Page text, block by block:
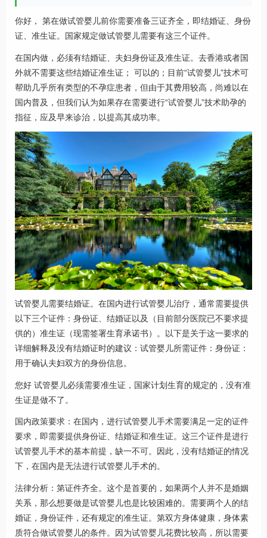
你好， 第在做试管婴儿前你需要准备三证齐全，即结婚证、身份
证、准生证。国家规定做试管婴儿需要有这三个证件。
在国内做，必须有结婚证、夫妇身份证及准生证。去香港或者国
外就不需要这些结婚证准生证； 可以的；目前“试管婴儿”技术可
帮助几乎所有类型的不孕症患者，但由于其费用较高，尚难以在
国内普及，但我们认为如果存在需要进行“试管婴儿”技术助孕的
指征，应及早来诊治，以提高其成功率。
试管婴儿需要结婚证。在国内进行试管婴儿治疗，通常需要提供
以下三个证件：身份证、结婚证以及（目前部分医院已不要求提
供的）准生证（现需签署生育承诺书）。以下是关于这一要求的
详细解释及没有结婚证时的建议：试管婴儿所需证件：身份证：
用于确认夫妇双方的身份信息。
您好 试管婴儿必须需要准生证，国家计划生育的规定的，没有准
生证是做不了。
国内政策要求：在国内，进行试管婴儿手术需要满足一定的证件
要求，即需要提供身份证、结婚证和准生证。这三个证件是进行
试管婴儿手术的基本前提，缺一不可。因此，没有结婚证的情况
下，在国内是无法进行试管婴儿手术的。
法律分析：第证件齐全。这个是首要的，如果两个人并不是婚姻
关系，那么想要做是试管婴儿也是比较困难的。需要两个人的结
婚证，身份证件，还有规定的准生证。第双方身体健康，身体素
质符合做试管婴儿的条件。因为试管婴儿花费比较高，所以需要